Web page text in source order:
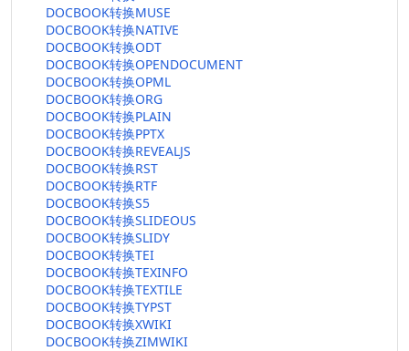
DOCBOOK转换MUSE
DOCBOOK转换NATIVE
DOCBOOK转换ODT
DOCBOOK转换OPENDOCUMENT
DOCBOOK转换OPML
DOCBOOK转换ORG
DOCBOOK转换PLAIN
DOCBOOK转换PPTX
DOCBOOK转换REVEALJS
DOCBOOK转换RST
DOCBOOK转换RTF
DOCBOOK转换S5
DOCBOOK转换SLIDEOUS
DOCBOOK转换SLIDY
DOCBOOK转换TEI
DOCBOOK转换TEXINFO
DOCBOOK转换TEXTILE
DOCBOOK转换TYPST
DOCBOOK转换XWIKI
DOCBOOK转换ZIMWIKI